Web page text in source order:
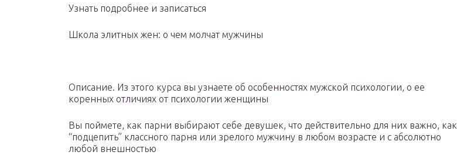
Узнать подробнее и записаться
Школа элитных жен: о чем молчат мужчины
Описание. Из этого курса вы узнаете об особенностях мужской психологии, о ее
коренных отличиях от психологии женщины
Вы поймете, как парни выбирают себе девушек, что действительно для них важно, как
“подцепить” классного парня или зрелого мужчину в любом возрасте и с абсолютно
любой внешностью